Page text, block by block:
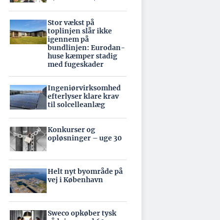
Stor vækst på
toplinjen slår ikke
igennem på
bundlinjen: Eurodan-
huse kæmper stadig
med fugeskader
Ingeniørvirksomhed
efterlyser klare krav
til solcelleanlæg
Konkurser og
opløsninger – uge 30
Helt nyt byområde på
vej i København
Sweco opkøber tysk